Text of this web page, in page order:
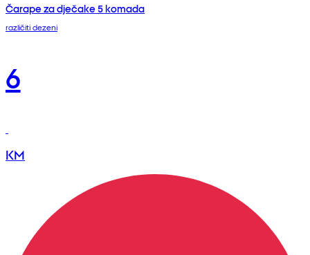
Čarape za dječake 5 komada
različiti dezeni
6
KM